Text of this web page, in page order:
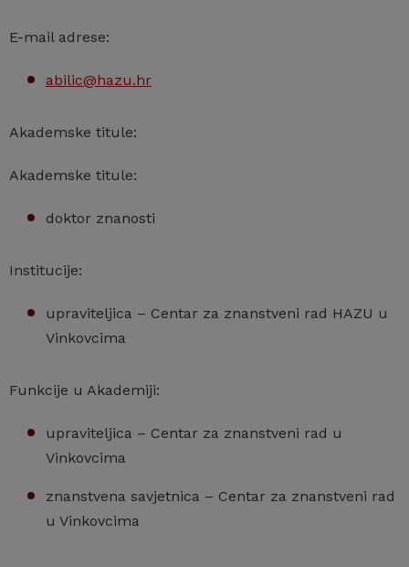
E-mail adrese:
abilic@hazu.hr
Akademske titule:
Akademske titule:
doktor znanosti
Institucije:
upraviteljica – Centar za znanstveni rad HAZU u
Vinkovcima
Funkcije u Akademiji:
upraviteljica – Centar za znanstveni rad u
Vinkovcima
znanstvena savjetnica – Centar za znanstveni rad
u Vinkovcima